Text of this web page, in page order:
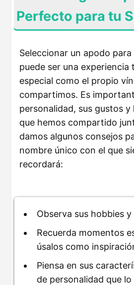
Perfecto para tu
Seleccionar un apodo
puede ser una experiencia
especial como el propio
compartimos. Es
personalidad, sus gustos y
que hemos compartido
damos algunos consejos
nombre único con el que
recordará:
Observa sus hobbies
Recuerda momentos
úsalos como
Piensa en sus
de personalidad que